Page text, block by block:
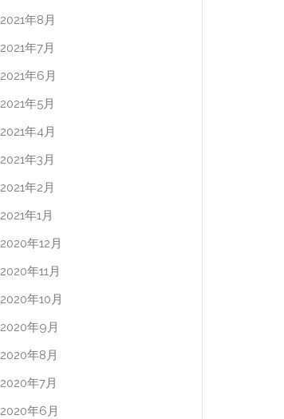
2021年8月
2021年7月
2021年6月
2021年5月
2021年4月
2021年3月
2021年2月
2021年1月
2020年12月
2020年11月
2020年10月
2020年9月
2020年8月
2020年7月
2020年6月